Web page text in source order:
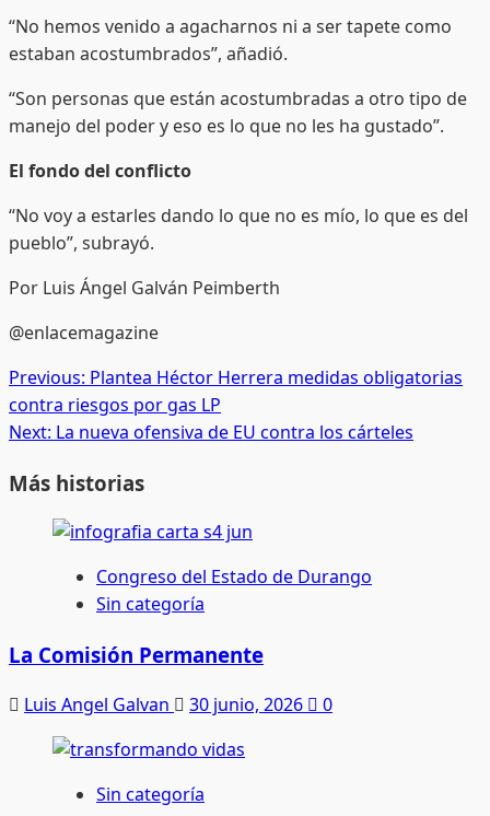
“No hemos venido a agacharnos ni a ser tapete como
estaban acostumbrados”, añadió.
“Son personas que están acostumbradas a otro tipo de
manejo del poder y eso es lo que no les ha gustado”.
El fondo del conflicto
“No voy a estarles dando lo que no es mío, lo que es del
pueblo”, subrayó.
Por Luis Ángel Galván Peimberth
@enlacemagazine
Post
navigation
Previous: Plantea Héctor Herrera medidas obligatorias
contra riesgos por gas LP
Next: La nueva ofensiva de EU contra los cárteles
Más historias
Congreso del Estado de Durango
Sin categoría
La Comisión Permanente
Luis Angel Galvan 30 junio, 2026 0
Sin categoría